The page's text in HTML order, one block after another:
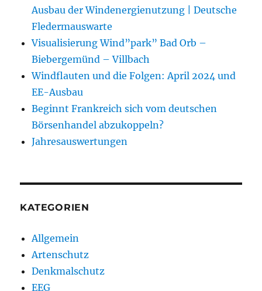
Ausbau der Windenergienutzung | Deutsche
Fledermauswarte
Visualisierung Wind”park” Bad Orb –
Biebergemünd – Villbach
Windflauten und die Folgen: April 2024 und
EE-Ausbau
Beginnt Frankreich sich vom deutschen
Börsenhandel abzukoppeln?
Jahresauswertungen
KATEGORIEN
Allgemein
Artenschutz
Denkmalschutz
EEG